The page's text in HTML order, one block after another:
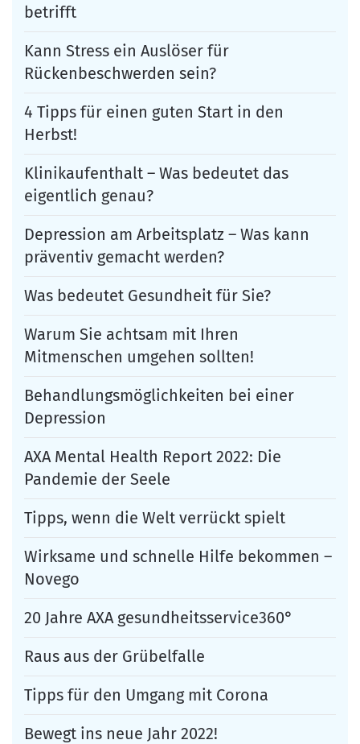
betrifft
Kann Stress ein Auslöser für
Rückenbeschwerden sein?
4 Tipps für einen guten Start in den
Herbst!
Klinikaufenthalt – Was bedeutet das
eigentlich genau?
Depression am Arbeitsplatz – Was kann
präventiv gemacht werden?
Was bedeutet Gesundheit für Sie?
Warum Sie achtsam mit Ihren
Mitmenschen umgehen sollten!
Behandlungsmöglichkeiten bei einer
Depression
AXA Mental Health Report 2022: Die
Pandemie der Seele
Tipps, wenn die Welt verrückt spielt
Wirksame und schnelle Hilfe bekommen –
Novego
20 Jahre AXA gesundheitsservice360°
Raus aus der Grübelfalle
Tipps für den Umgang mit Corona
Bewegt ins neue Jahr 2022!